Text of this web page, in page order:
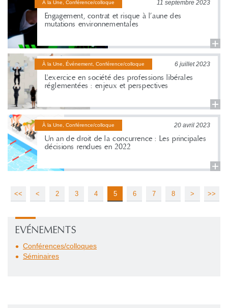
À la Une, Conférence/colloque
Engagement, contrat et risque à l’aune des
mutations environnementales
11 septembre 2023
À la Une, Événement, Conférence/colloque
L'exercice en société des professions libérales
réglementées : enjeux et perspectives
6 juillet 2023
À la Une, Conférence/colloque
Un an de droit de la concurrence : Les principales
décisions rendues en 2022
20 avril 2023
<< < 2 3 4 5 6 7 8 > >>
EVÉNEMENTS
Conférences/colloques
Séminaires